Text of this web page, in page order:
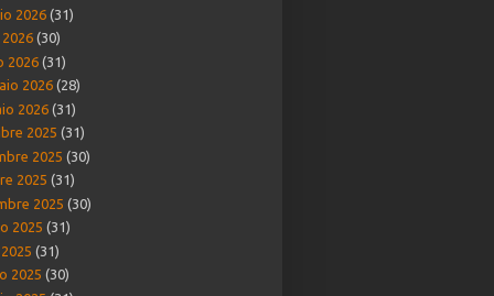
2026 (31)
(30)
2026 (31)
2026 (28)
2026 (31)
2025 (31)
2025 (30)
2025 (31)
2025 (30)
2025 (31)
(31)
2025 (30)